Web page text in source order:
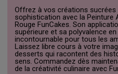
Offrez à vos créations
sophistication avec la Peinture
Rouge FunCakes. Son
supérieure et sa polyvalence
incontournable pour tous les
Laissez libre cours à votre
desserts qui racontent des
sens. Commandez dès
de la créativité culinaire avec